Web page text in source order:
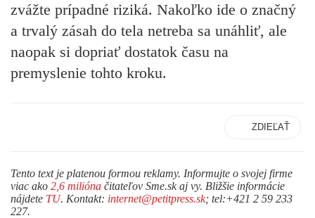
zvážte prípadné riziká. Nakoľko ide o značný
a trvalý zásah do tela netreba sa unáhliť, ale
naopak si dopriať dostatok času na
premyslenie tohto kroku.
ZDIEĽAŤ
Tento text je platenou formou reklamy. Informujte o svojej firme
viac ako 2,6 milióna čitateľov Sme.sk aj vy. Bližšie informácie
nájdete TU. Kontakt: internet@petitpress.sk; tel:+421 2 59 233
227.